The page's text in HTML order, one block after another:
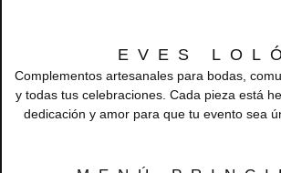
EVES
Complementos artesanales para bodas,
y todas tus celebraciones. Cada pieza está
dedicación y amor para que tu evento sea